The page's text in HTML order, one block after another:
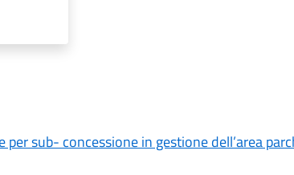
sub- concessione in gestione dell’area